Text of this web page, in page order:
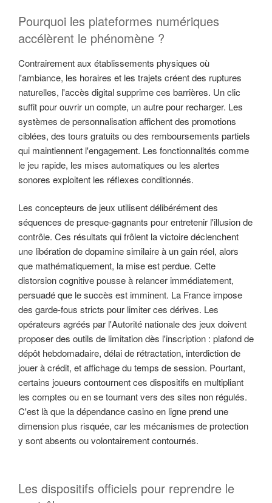
Pourquoi les plateformes numériques
accélèrent le phénomène ?
Contrairement aux établissements physiques où
l'ambiance, les horaires et les trajets créent des ruptures
naturelles, l'accès digital supprime ces barrières. Un clic
suffit pour ouvrir un compte, un autre pour recharger. Les
systèmes de personnalisation affichent des promotions
ciblées, des tours gratuits ou des remboursements partiels
qui maintiennent l'engagement. Les fonctionnalités comme
le jeu rapide, les mises automatiques ou les alertes
sonores exploitent les réflexes conditionnés.
Les concepteurs de jeux utilisent délibérément des
séquences de presque-gagnants pour entretenir l'illusion de
contrôle. Ces résultats qui frôlent la victoire déclenchent
une libération de dopamine similaire à un gain réel, alors
que mathématiquement, la mise est perdue. Cette
distorsion cognitive pousse à relancer immédiatement,
persuadé que le succès est imminent. La France impose
des garde-fous stricts pour limiter ces dérives. Les
opérateurs agréés par l'Autorité nationale des jeux doivent
proposer des outils de limitation dès l'inscription : plafond de
dépôt hebdomadaire, délai de rétractation, interdiction de
jouer à crédit, et affichage du temps de session. Pourtant,
certains joueurs contournent ces dispositifs en multipliant
les comptes ou en se tournant vers des sites non régulés.
C'est là que la dépendance casino en ligne prend une
dimension plus risquée, car les mécanismes de protection
y sont absents ou volontairement contournés.
Les dispositifs officiels pour reprendre le